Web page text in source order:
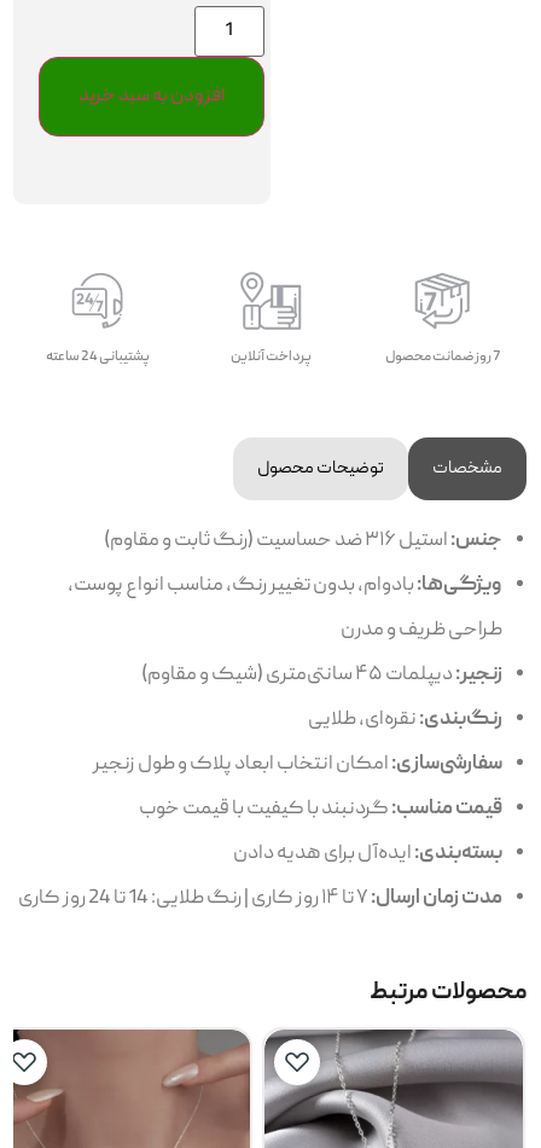
افزودن به سبد خرید
7 روز ضمانت محصول پرداخت آنلاین پشتیبانی 24 ساعته
مشخصات توضیحات محصول
جنس:استیل ۳۱۶ ضد حساسیت (رنگ ثابت و مقاوم)
ویژگی‌ها:بادوام، بدون تغییر رنگ، مناسب انواع پوست،
طراحی ظریف و مدرن
زنجیر:دیپلمات ۴۵ سانتی‌متری (شیک و مقاوم)
رنگ‌بندی:نقره‌ای، طلایی
سفارشی‌سازی:امکان انتخاب ابعاد پلاک و طول زنجیر
قیمت مناسب:گردنبند با کیفیت با قیمت خوب
بسته‌بندی:ایده‌آل برای هدیه دادن
مدت زمان ارسال:
محصولات مرتبط